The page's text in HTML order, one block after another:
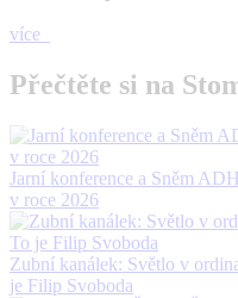
více
Přečtěte si na
Jarní konference a Sněm
v roce 2026
Zubní kanálek: Světlo v
je Filip Svoboda